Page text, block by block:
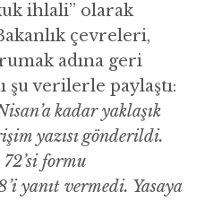
ihlali” olarak
çevreleri,
adına geri
şu verilerle paylaştı:
kadar yaklaşık
yazısı gönderildi.
formu
yanıt vermedi. Yasaya